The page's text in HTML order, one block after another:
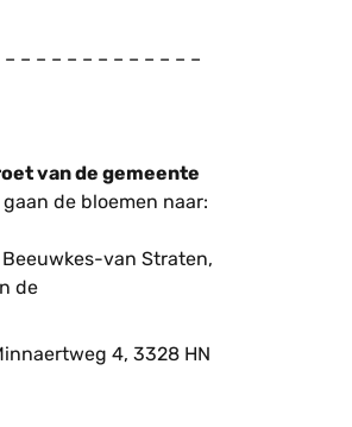
– – – – – – – – – – – –
van de gemeente
de bloemen naar:
van Straten,
de
4, 3328 HN